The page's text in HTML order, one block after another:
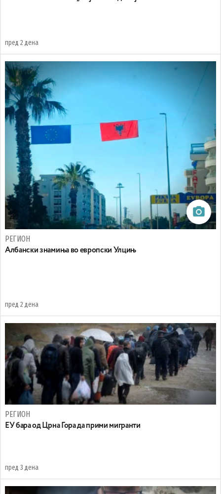
пред 2 дена
РЕГИОН
Aлбански знамиња во европски Улцињ
пред 2 дена
РЕГИОН
EУ бара од Црна Гора да прими мигранти
пред 3 дена